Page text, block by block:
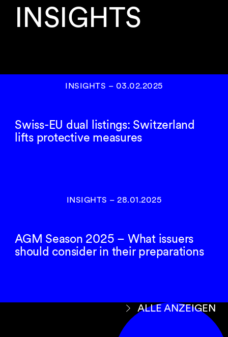
INSIGHTS
INSIGHTS – 03.02.2025
Swiss-EU dual listings: Switzerland
lifts protective measures
INSIGHTS – 28.01.2025
AGM Season 2025 – What issuers
should consider in their preparations
ALLE ANZEIGEN